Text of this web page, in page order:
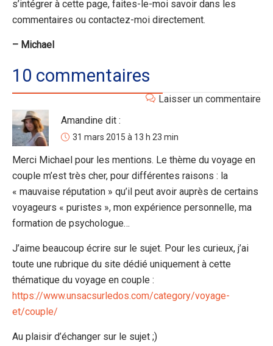
s’intégrer à cette page, faites-le-moi savoir dans les
commentaires ou contactez-moi directement.
– Michael
10 commentaires
Laisser un commentaire
Amandine dit :
31 mars 2015 à 13 h 23 min
Merci Michael pour les mentions. Le thème du voyage en
couple m’est très cher, pour différentes raisons : la
« mauvaise réputation » qu’il peut avoir auprès de certains
voyageurs « puristes », mon expérience personnelle, ma
formation de psychologue…
J’aime beaucoup écrire sur le sujet. Pour les curieux, j’ai
toute une rubrique du site dédié uniquement à cette
thématique du voyage en couple :
https://www.unsacsurledos.com/category/voyage-
et/couple/
Au plaisir d’échanger sur le sujet ;)